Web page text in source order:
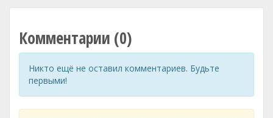
Комментарии (0)
Никто ещё не оставил комментариев. Будьте
первыми!